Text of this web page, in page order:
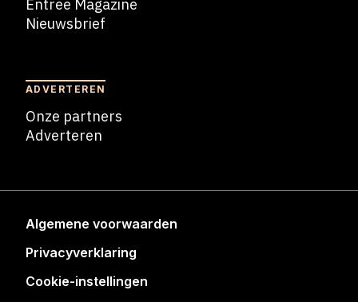
Entree Magazine
Nieuwsbrief
ADVERTEREN
Onze partners
Adverteren
Algemene voorwaarden
Privacyverklaring
Cookie-instellingen